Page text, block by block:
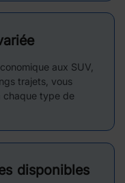
aux SUV,
trajets, vous
chaque type de
disponibles